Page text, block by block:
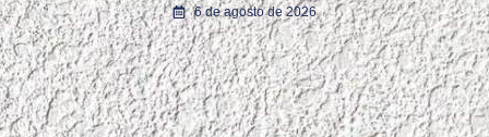
6 de agosto de 2026